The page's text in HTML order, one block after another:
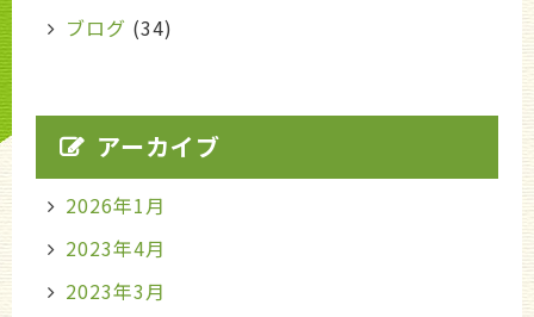
ブログ (34)
アーカイブ
2026年1月
2023年4月
2023年3月